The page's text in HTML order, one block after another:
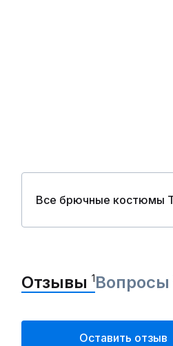
Все брючные костюмы
Отзывы 1Вопросы
Оставить отзыв